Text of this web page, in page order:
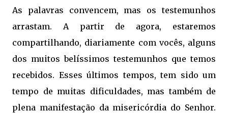
As palavras convencem, mas os testemunhos
arrastam. A partir de agora, estaremos
compartilhando, diariamente com vocês, alguns
dos muitos belíssimos testemunhos que temos
recebidos. Esses últimos tempos, tem sido um
tempo de muitas dificuldades, mas também de
plena manifestação da misericórdia do Senhor.